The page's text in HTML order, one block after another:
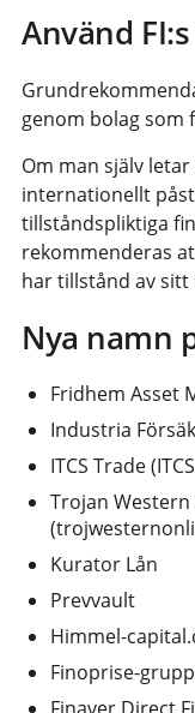
Använd
genom bolag som
Om man själv
internationellt
tillståndspliktiga
rekommenderas
har tillstånd av
Nya namn
Fridhem Asset
Industria
ITCS Trade
Trojan
Kurator Lån
Prevvault
Himmel-
Finoprise-